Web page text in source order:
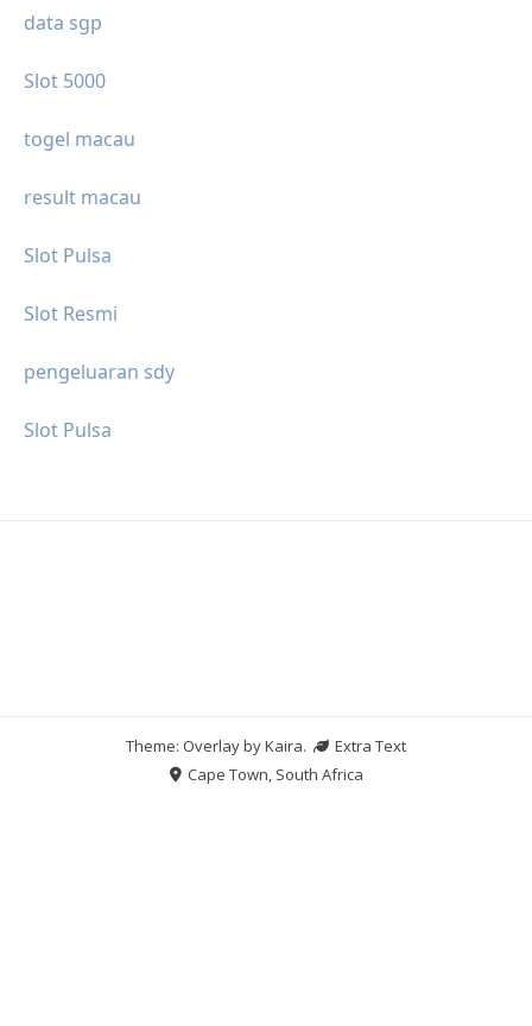
data sgp
Slot 5000
togel macau
result macau
Slot Pulsa
Slot Resmi
pengeluaran sdy
Slot Pulsa
Theme: Overlay byKaira.
Extra Text
Cape Town, South Africa